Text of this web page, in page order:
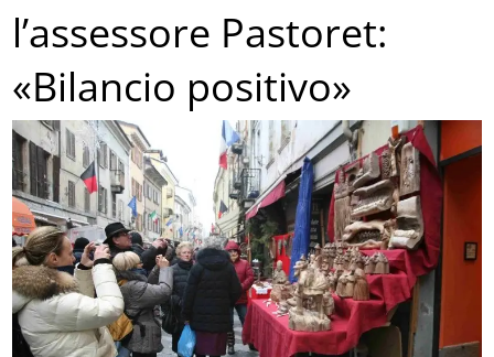
l’assessore Pastoret:
«Bilancio positivo»